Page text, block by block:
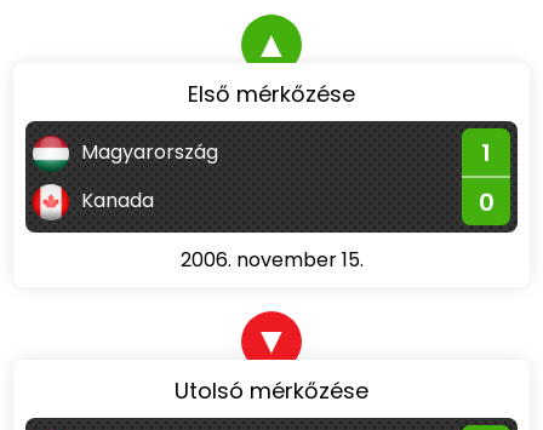
▲
Első mérkőzése
Magyarország 1
Kanada 0
2006. november 15.
▼
Utolsó mérkőzése